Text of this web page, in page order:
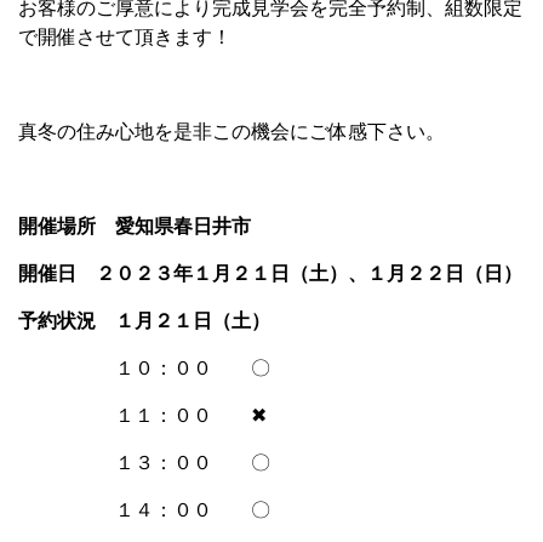
お客様のご厚意により完成見学会を完全予約制、組数限定
で開催させて頂きます！
真冬の住み心地を是非この機会にご体感下さい。
開催場所 愛知県春日井市
開催日 ２０２３年１月２１日（土）、１月２２日（日）
予約状況 １月２１日（土）
１０：００ 〇
１１：００ ✖
１３：００ 〇
１４：００ 〇